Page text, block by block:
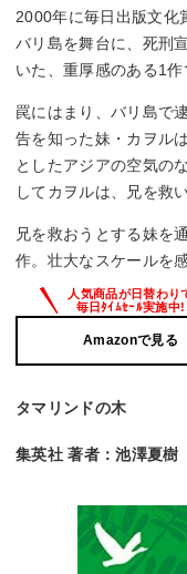
2000年に毎日出版文化
バリ島を舞台に、死刑
いた、重厚感のある1作
罠にはまり、バリ島で
告を知った妹・カヲル
としたアジアの空気の
してカヲルは、兄を救
兄を救おうとする妹を
作。壮大なスケールを
Amazonで見る
タマリンドの木
集英社 著者：池澤夏樹